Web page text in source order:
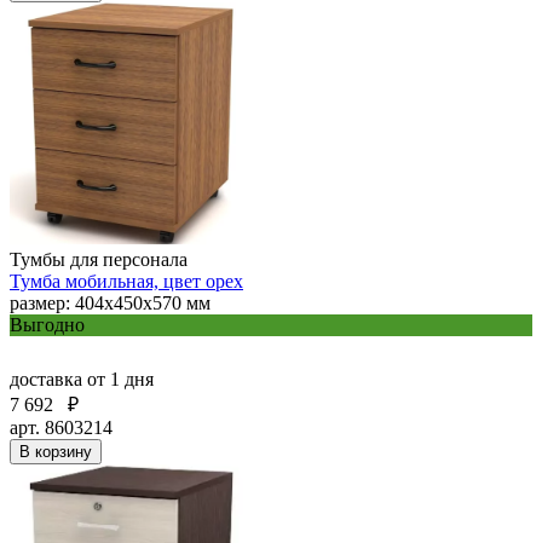
Тумбы для персонала
Тумба мобильная, цвет орех
размер: 404х450х570 мм
Выгодно
доставка от 1 дня
7 692
₽
арт. 8603214
В корзину